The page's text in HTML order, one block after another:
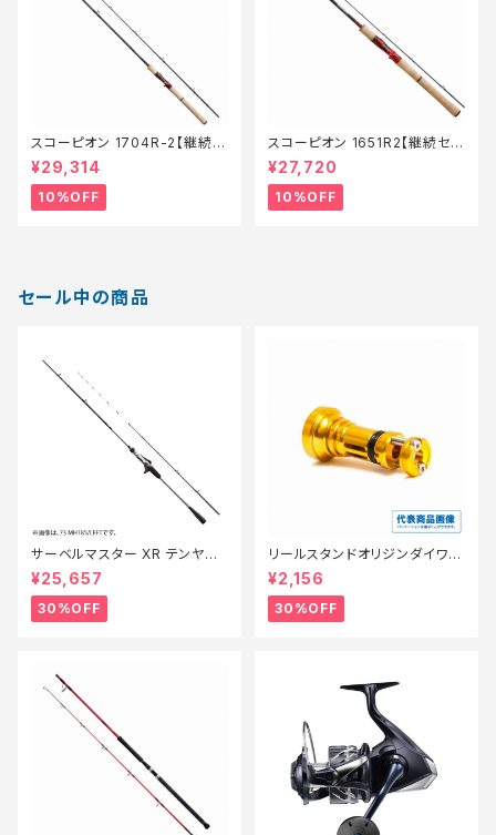
スコーピオン 1704R-2【継続セ
ール_ロッド】【10】
¥29,314
10%OFF
スコーピオン 1651R2【継続セー
ル_ロッド】【10】
¥27,720
10%OFF
セール中の商品
サーベルマスター XR テンヤ
73MH 185R【特価ロッド】【30】
¥25,657
30%OFF
リールスタンドオリジンダイワ V
er3 ゴールド【特価リール】【3
0】
¥2,156
30%OFF